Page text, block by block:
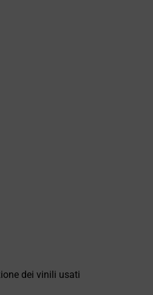
dei vinili usati